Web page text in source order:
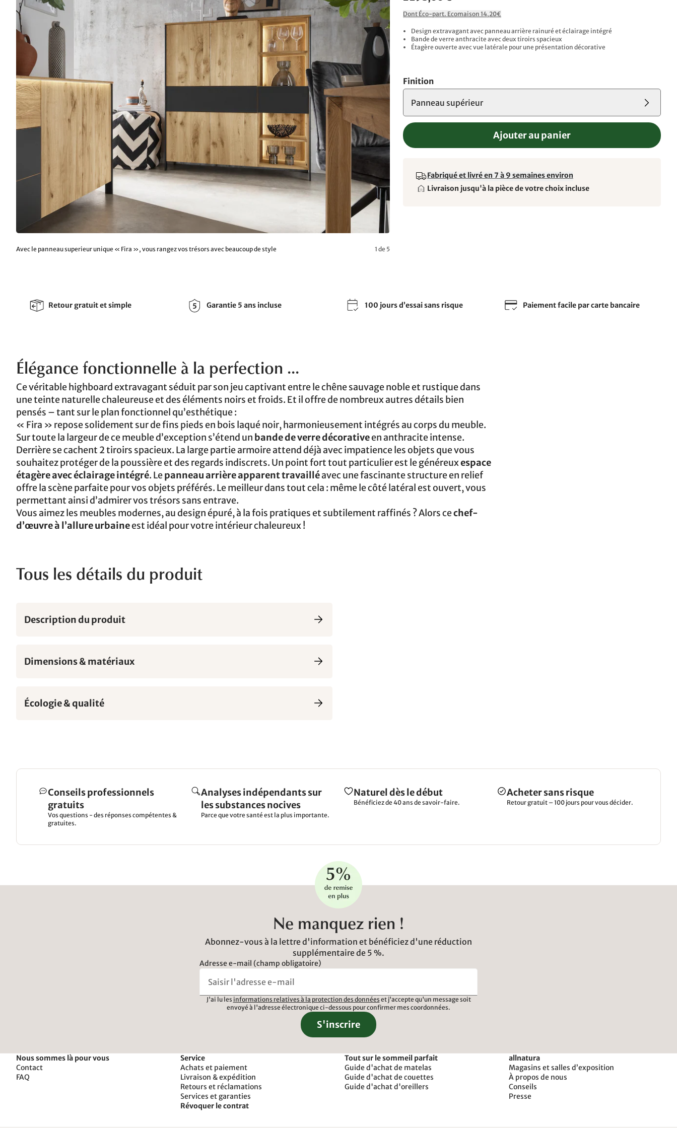
Avec le panneau superieur unique « Fira », vous rangez vos trésors avec beaucoup de style 1 de 5
Dont Éco-part. Ecomaison 14,20€
Design extravagant avec panneau arrière rainuré et éclairage intégré​
Bande de verre anthracite avec deux tiroirs spacieux​
Étagère ouverte avec vue latérale pour une présentation décorative
Finition
Panneau supérieur
Ajouter au panier
Fabriqué et livré en 7 à 9 semaines environ
Livraison jusqu'à la pièce de votre choix incluse
Retour gratuit et simple Garantie 5 ans incluse 100 jours d’essai sans risque Paiement facile par carte bancaire
Élégance fonctionnelle à la perfection ...
Ce véritable highboard extravagant séduit par son jeu captivant entre le chêne sauvage noble et rustique dans
une teinte naturelle chaleureuse et des éléments noirs et froids. Et il offre de nombreux autres détails bien
pensés – tant sur le plan fonctionnel qu’esthétique :
« Fira » repose solidement sur de fins pieds en bois laqué noir, harmonieusement intégrés au corps du meuble.
Sur toute la largeur de ce meuble d’exception s’étend un bande de verre décorativeen anthracite intense.
Derrière se cachent 2 tiroirs spacieux. La large partie armoire attend déjà avec impatience les objets que vous
souhaitez protéger de la poussière et des regards indiscrets. Un point fort tout particulier est le généreuxespace
étagère avec éclairage intégré. Lepanneau arrière apparent travailléavec une fascinante structure en relief
offre la scène parfaite pour vos objets préférés. Le meilleur dans tout cela : même le côté latéral est ouvert, vous
permettant ainsi d’admirer vos trésors sans entrave.
Vous aimez les meubles modernes, au design épuré, à la fois pratiques et subtilement raffinés ? Alors cechef-
d’œuvre à l’allure urbaineest idéal pour votre intérieur chaleureux !
Tous les détails du produit
Description du produit
Dimensions & matériaux
Écologie & qualité
Conseils professionnels
gratuits
Vos questions - des réponses compétentes &
gratuites.
Analyses indépendants sur
les substances nocives
Parce que votre santé est la plus importante.
Naturel dès le début
Bénéficiez de 40 ans de savoir-faire.
Acheter sans risque
Retour gratuit – 100 jours pour vous décider.
Ne manquez rien !
Abonnez-vous à la lettre d'information et bénéficiez d'une réduction
supplémentaire de 5 %.
Adresse e-mail (champ obligatoire)
J'ai lu les informations relatives à la protection des données et j'accepte qu'un message soit
envoyé à l'adresse électronique ci-dessous pour confirmer mes coordonnées.
S'inscrire
Nous sommes là pour vous
Contact
FAQ
Service
Achats et paiement
Livraison & expédition
Retours et réclamations
Services et garanties
Révoquer le contrat
Tout sur le sommeil parfait
Guide d'achat de matelas
Guide d'achat de couettes
Guide d'achat d'oreillers
allnatura
Magasins et salles d’exposition
À propos de nous
Conseils
Presse